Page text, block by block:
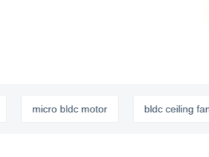
bldc ceiling fan motor
micro bldc motor